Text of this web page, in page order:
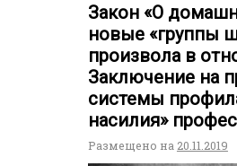
Закон «О
новые «группы
произвола в
Заключение на
системы
насилия»
Размещено на 20.11.2019